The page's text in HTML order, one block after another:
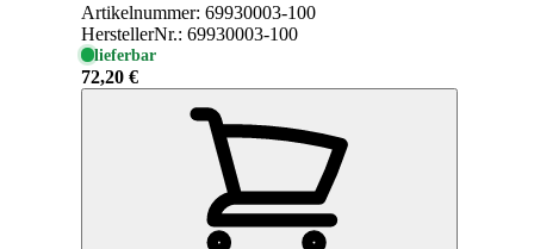
Artikelnummer: 69930003-100
HerstellerNr.: 69930003-100
lieferbar
72,20 €